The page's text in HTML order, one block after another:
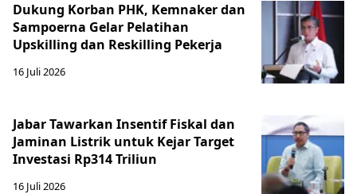
Dukung Korban PHK, Kemnaker dan
Sampoerna Gelar Pelatihan
Upskilling dan Reskilling Pekerja
16 Juli 2026
Jabar Tawarkan Insentif Fiskal dan
Jaminan Listrik untuk Kejar Target
Investasi Rp314 Triliun
16 Juli 2026